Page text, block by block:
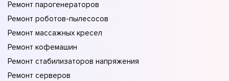
Ремонт парогенераторов
Ремонт роботов-пылесосов
Ремонт массажных кресел
Ремонт кофемашин
Ремонт стабилизаторов напряжения
Ремонт серверов